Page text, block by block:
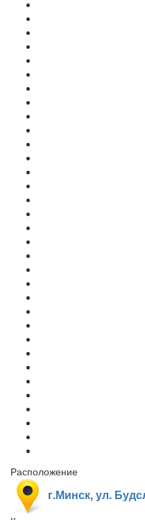
Расположение
г.Минск, ул.